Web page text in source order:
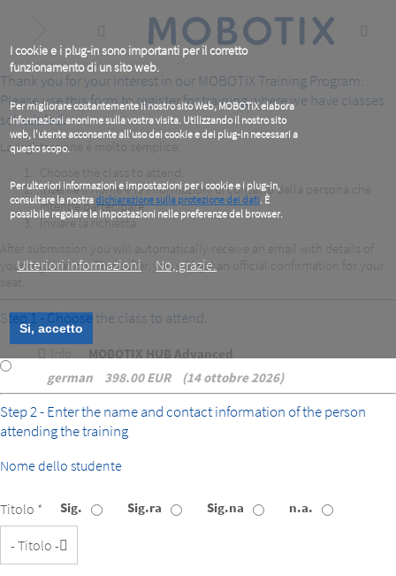
I cookie e i plug-in sono importanti per il corretto
funzionamento di un sito web.
Per migliorare costantemente il nostro sito Web, MOBOTIX elabora
informazioni anonime sulla vostra visita. Utilizzando il nostro sito
web, l'utente acconsente all'uso dei cookie e dei plug-in necessari a
questo scopo.
Per ulteriori informazioni e impostazioni per i cookie e i plug-in,
consultare la nostradichiarazione sulla protezione dei dati. È
possibile regolare le impostazioni nelle preferenze del browser.
Ulteriori informazioni
No, grazie.
Si, accetto
content
Thank you for your interest in our MOBOTIX Training Program.
Please use this form to register for training where we have classes
scheduled.
La registrazione è molto semplice:
Choose the class to attend.
Inserire il nome e le informazioni di contatto della persona che
intende partecipare.
Inviare la richiesta.
After submission you will automatically receive an email with details of
your registration. Thereafter, you will get an official confirmation for your
seat.
Step 1 - Choose the class to attend.
MOBOTIX HUB Advanced
german
398.00 EUR 14 ottobre 2026
Step 2 - Enter the name and contact information of the person
attending the training
Nome dello studente
Titolo * Sig. Sig.ra Sig.na n.a.